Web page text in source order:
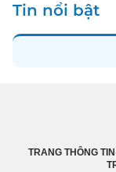
Tin nổi bật
TRANG THÔNG